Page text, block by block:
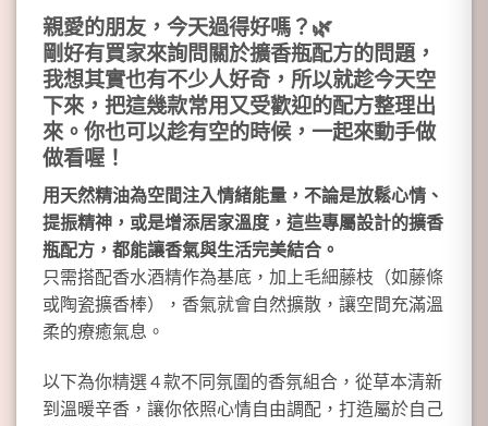
親愛的朋友，今天過得好嗎？🌿
剛好有買家來詢問關於擴香瓶配方的問題，
我想其實也有不少人好奇，所以就趁今天空
下來，把這幾款常用又受歡迎的配方整理出
來。你也可以趁有空的時候，一起來動手做
做看喔！
用天然精油為空間注入情緒能量，不論是放鬆心情、
提振精神，或是增添居家溫度，這些專屬設計的擴香
瓶配方，都能讓香氣與生活完美結合。
只需搭配香水酒精作為基底，加上毛細藤枝（如藤條
或陶瓷擴香棒），香氣就會自然擴散，讓空間充滿溫
柔的療癒氣息。
以下為你精選 4 款不同氛圍的香氛組合，從草本清新
到溫暖辛香，讓你依照心情自由調配，打造屬於自己